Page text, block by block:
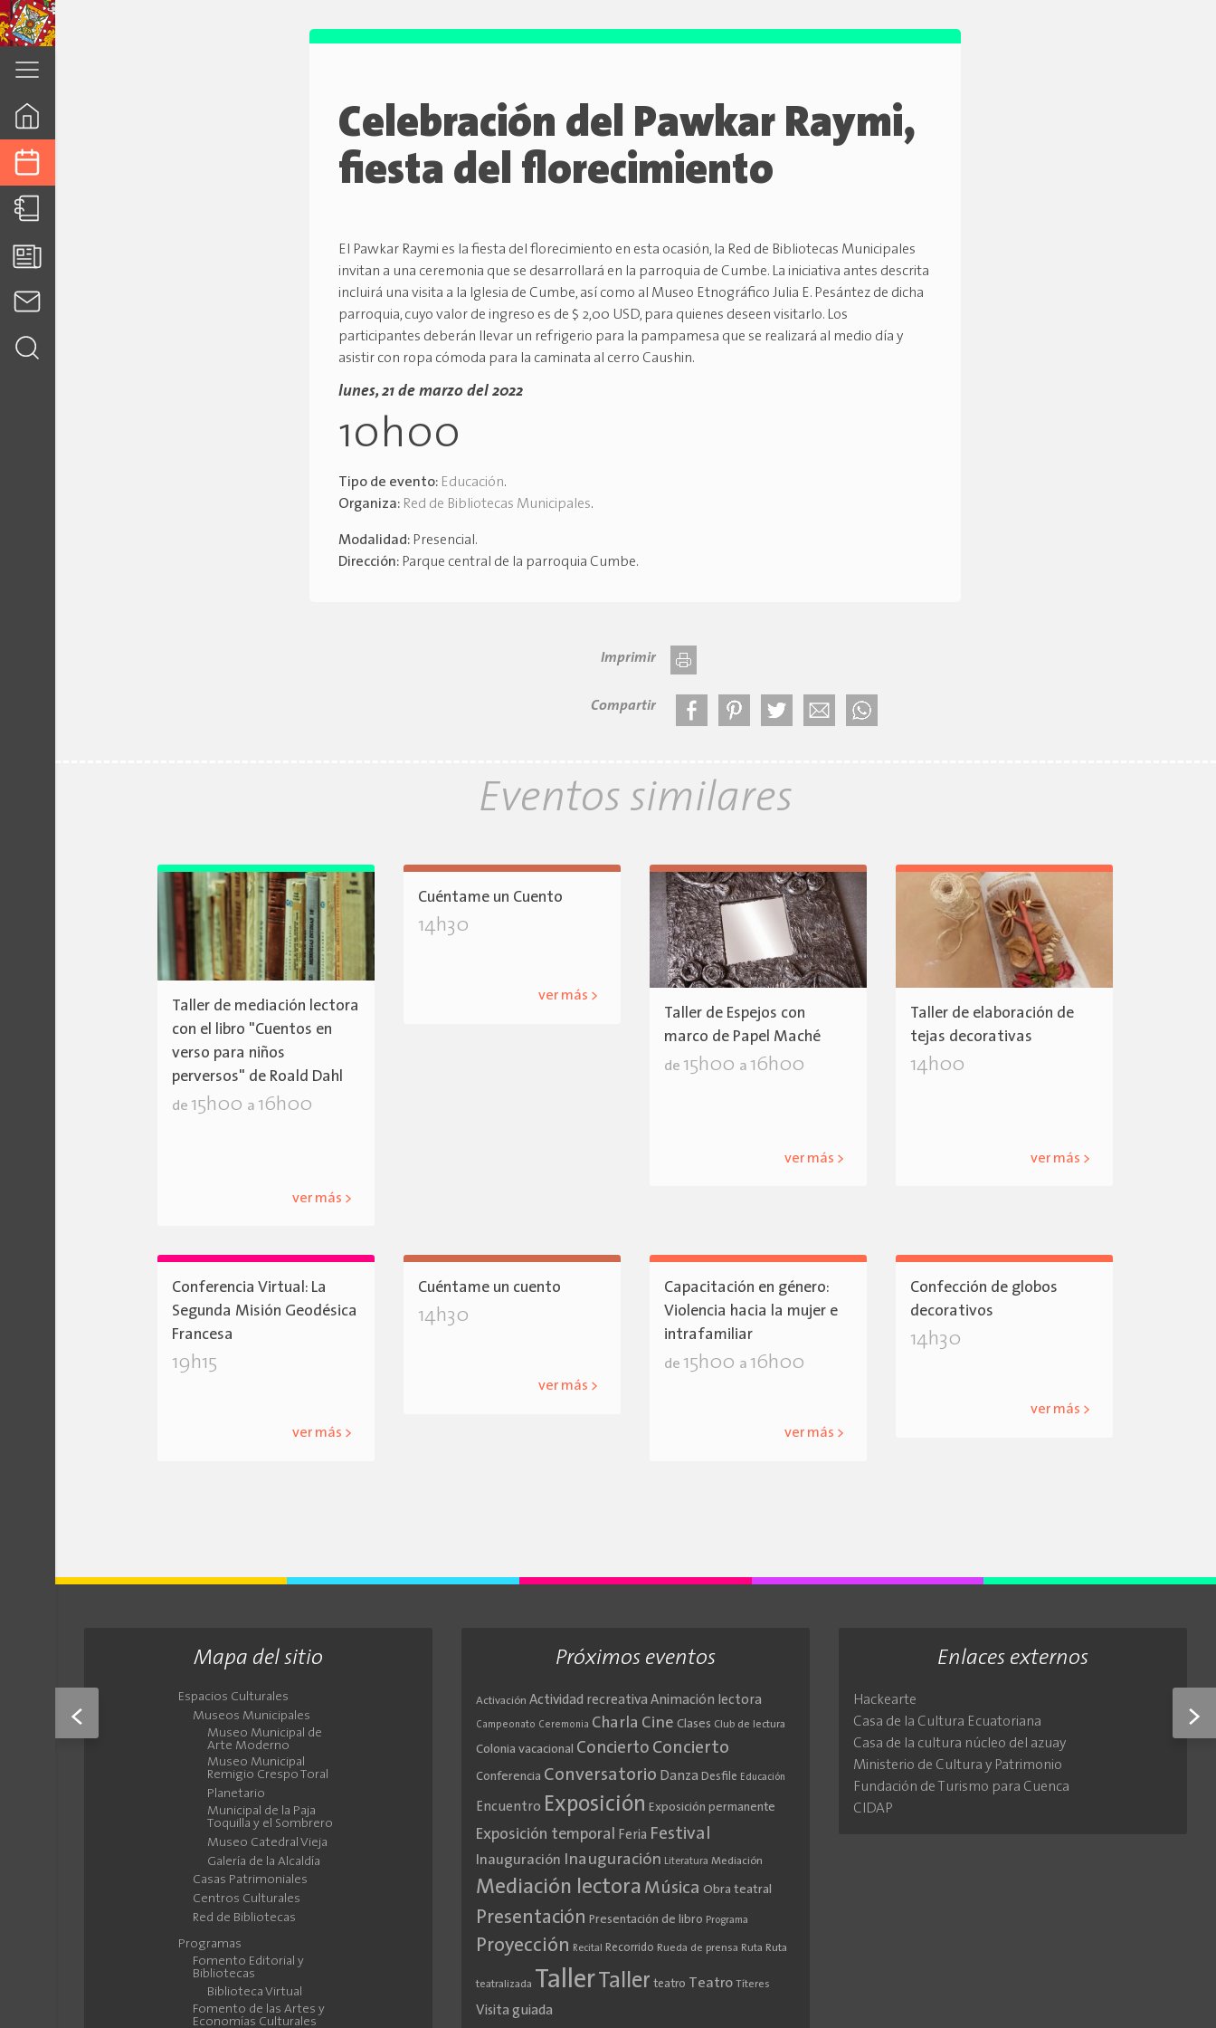
Celebración del Pawkar Raymi,
fiesta del florecimiento
El Pawkar Raymi es la fiesta del florecimiento en esta ocasión, la Red de Bibliotecas Municipales
invitan a una ceremonia que se desarrollará en la parroquia de Cumbe. La iniciativa antes descrita
incluirá una visita a la Iglesia de Cumbe, así como al Museo Etnográfico Julia E. Pesántez de dicha
parroquia, cuyo valor de ingreso es de $ 2,00 USD, para quienes deseen visitarlo. Los
participantes deberán llevar un refrigerio para la pampamesa que se realizará al medio día y
asistir con ropa cómoda para la caminata al cerro Caushin.
lunes, 21 de marzo del 2022
10h00
Tipo de evento: Educación.
Organiza: Red de Bibliotecas Municipales.
Modalidad: Presencial.
Dirección: Parque central de la parroquia Cumbe.
Imprimir
Compartir
< >
Eventos similares
Taller de mediación lectora
con el libro "Cuentos en
verso para niños
perversos" de Roald Dahl
de 15h00 a 16h00
ver más >
Cuéntame un Cuento
14h30
ver más >
Taller de Espejos con
marco de Papel Maché
de 15h00 a 16h00
ver más >
Taller de elaboración de
tejas decorativas
14h00
ver más >
Conferencia Virtual: La
Segunda Misión Geodésica
Francesa
19h15
ver más >
Cuéntame un cuento
14h30
ver más >
Capacitación en género:
Violencia hacia la mujer e
intrafamiliar
de 15h00 a 16h00
ver más >
Confección de globos
decorativos
14h30
ver más >
Mapa del sitio
Espacios Culturales
Museos Municipales
Museo Municipal de
Arte Moderno
Museo Municipal
Remigio Crespo Toral
Planetario
Municipal de la Paja
Toquilla y el Sombrero
Museo Catedral Vieja
Galería de la Alcaldía
Casas Patrimoniales
Centros Culturales
Red de Bibliotecas
Programas
Fomento Editorial y
Bibliotecas
Biblioteca Virtual
Fomento de las Artes y
Economías Culturales
Próximos eventos
Activación Actividad recreativa Animación lectora
Campeonato Ceremonia Charla Cine Clases Club de lectura
Colonia vacacional Concierto Concierto
Conferencia Conversatorio Danza Desfile Educación
Encuentro Exposición Exposición permanente
Exposición temporal Feria Festival
Inauguración Inauguración Literatura Mediación
Mediación lectora Música Obra teatral
Presentación Presentación de libro Programa
Proyección Recital Recorrido Rueda de prensa Ruta Ruta
teatralizada TallerTaller teatro Teatro Títeres
Visita guiada
Enlaces externos
Hackearte
Casa de la Cultura Ecuatoriana
Casa de la cultura núcleo del azuay
Ministerio de Cultura y Patrimonio
Fundación de Turismo para Cuenca
CIDAP